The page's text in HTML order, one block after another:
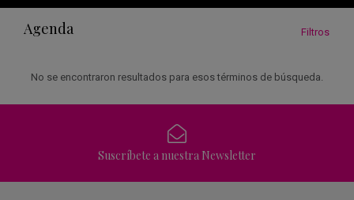
Agenda Filtros
No se encontraron resultados para esos términos de búsqueda.
Suscríbete a nuestra Newsletter